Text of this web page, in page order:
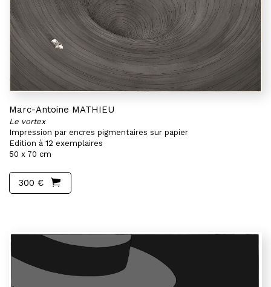
Marc-Antoine MATHIEU
Le vortex
Impression par encres pigmentaires sur papier
Edition à 12 exemplaires
50 x 70 cm
300 €